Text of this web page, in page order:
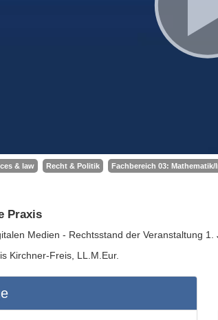
& law Recht & Politik Fachbereich 03: Mathematik/
Praxis
Medien - Rechtsstand der Veranstaltung 1.
Kirchner-Freis, LL.M.Eur.